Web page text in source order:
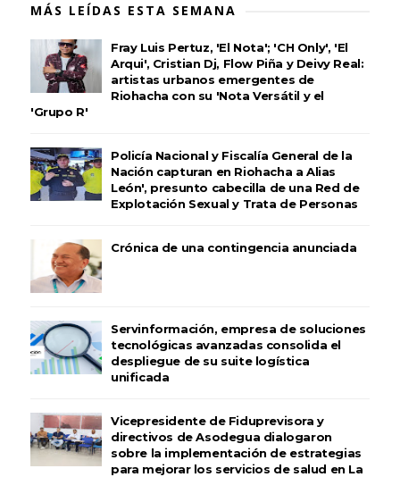
MÁS LEÍDAS ESTA SEMANA
Fray Luis Pertuz, 'El Nota'; 'CH Only', 'El
Arqui', Cristian Dj, Flow Piña y Deivy Real:
artistas urbanos emergentes de
Riohacha con su 'Nota Versátil y el
'Grupo R'
Policía Nacional y Fiscalía General de la
Nación capturan en Riohacha a Alias
León', presunto cabecilla de una Red de
Explotación Sexual y Trata de Personas
Crónica de una contingencia anunciada
Servinformación, empresa de soluciones
tecnológicas avanzadas consolida el
despliegue de su suite logística
unificada
Vicepresidente de Fiduprevisora y
directivos de Asodegua dialogaron
sobre la implementación de estrategias
para mejorar los servicios de salud en La